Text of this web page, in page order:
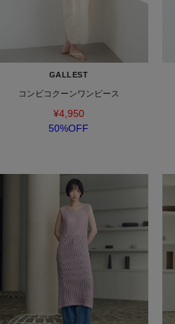
GALLEST
コンビコクーンワンピース
¥4,950
50%OFF